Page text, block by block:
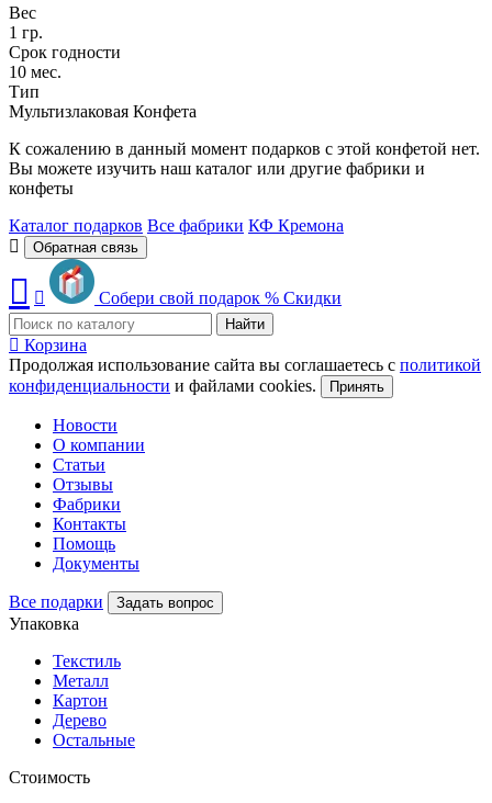
Вес
1 гр.
Срок годности
10 мес.
Тип
Мультизлаковая Конфета
К сожалению в данный момент подарков с этой конфетой нет.
Вы можете изучить наш каталог или другие фабрики и
конфеты
Каталог подарков Все фабрики КФ Кремона
Обратная связь
Собери свой подарок % Скидки
Найти
Корзина
Продолжая использование сайта вы соглашаетесь с политикой
конфиденциальности и файлами cookies. Принять
Новости
О компании
Статьи
Отзывы
Фабрики
Контакты
Помощь
Документы
Все подарки Задать вопрос
Упаковка
Текстиль
Металл
Картон
Дерево
Остальные
Стоимость